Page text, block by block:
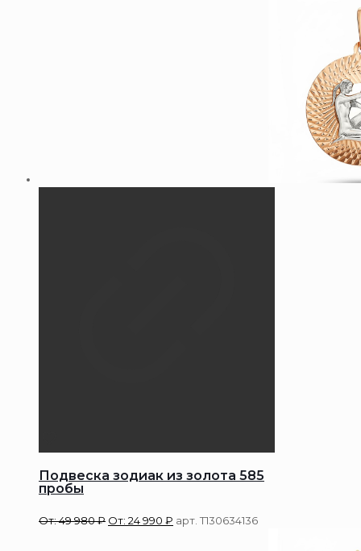
Подвеска зодиак из золота 585
пробы
От:49 980₽ От: 24 990 ₽ арт. Т130634136